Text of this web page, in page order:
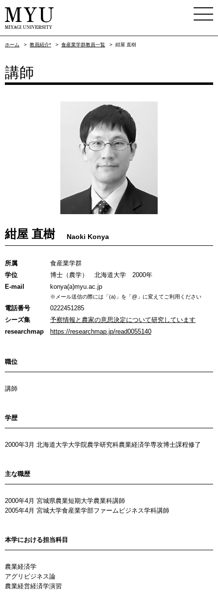
ホーム > 教員紹介* > 食産業学群教員一覧 > 紺屋 直樹
講師
紺屋 直樹 Naoki Konya
所属
食産業学群
学位
博士（農学） 北海道大学 2000年
E-mail
konya(a)myu.ac.jp
※メール送信の際には「(a)」を「@」に変えてご利用ください
電話番号
0222451285
シーズ集
予察情報と農家の意思決定について研究しています
researchmap
https://researchmap.jp/read0055140
職位
講師
学歴
2000年3月 北海道大学大学院農学研究科農業経済学専攻博士課程修了
主な職歴
2000年4月 宮城県農業短期大学農業科講師
2005年4月 宮城大学食産業学部ファームビジネス学科講師
本学における担当科目
農業経済学
アグリビジネス論
農業経営経済学演習